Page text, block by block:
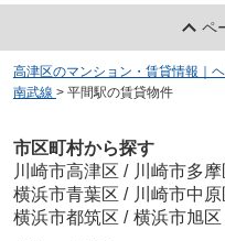
ペ
高津区のマンション・賃貸情報｜
南武線 > 平間駅の賃貸物件
市区町村から探す
川崎市高津区 / 川崎市多摩
横浜市青葉区 / 川崎市中原
横浜市都筑区 / 横浜市旭区